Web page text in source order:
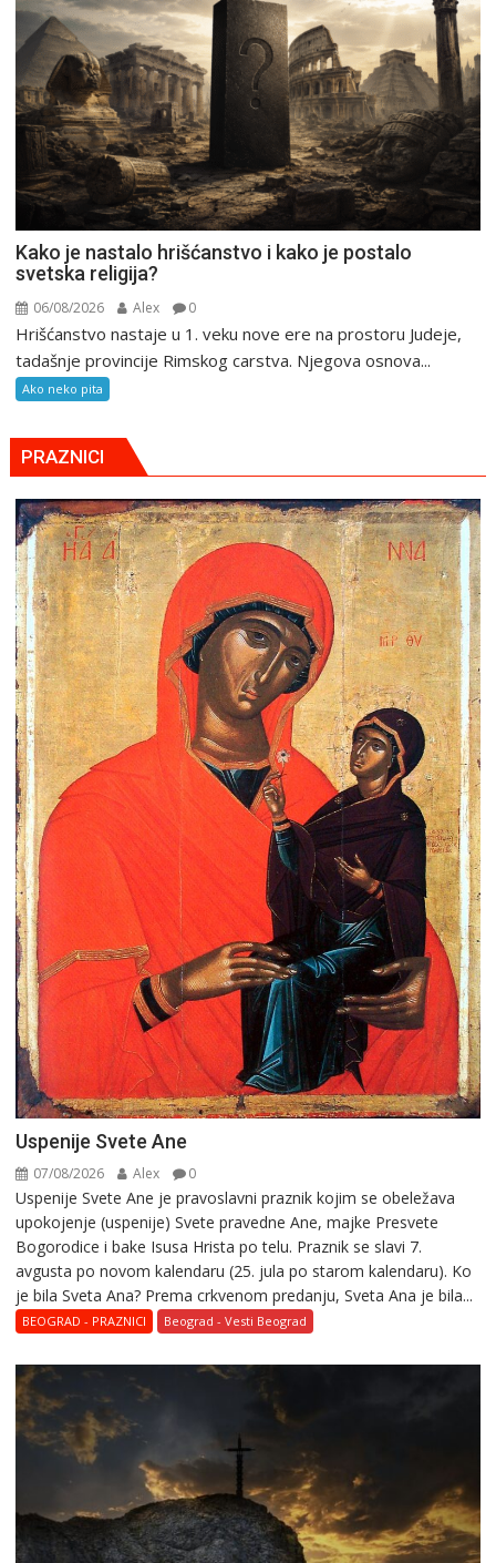
Kako je nastalo hrišćanstvo i kako je postalo
svetska religija?
06/08/2026 Alex 0
Hrišćanstvo nastaje u 1. veku nove ere na prostoru Judeje,
tadašnje provincije Rimskog carstva. Njegova osnova...
Ako neko pita
PRAZNICI
Uspenije Svete Ane
07/08/2026 Alex 0
Uspenije Svete Ane je pravoslavni praznik kojim se obeležava
upokojenje (uspenije) Svete pravedne Ane, majke Presvete
Bogorodice i bake Isusa Hrista po telu. Praznik se slavi 7.
avgusta po novom kalendaru (25. jula po starom kalendaru). Ko
je bila Sveta Ana? Prema crkvenom predanju, Sveta Ana je bila...
BEOGRAD - PRAZNICI Beograd - Vesti Beograd